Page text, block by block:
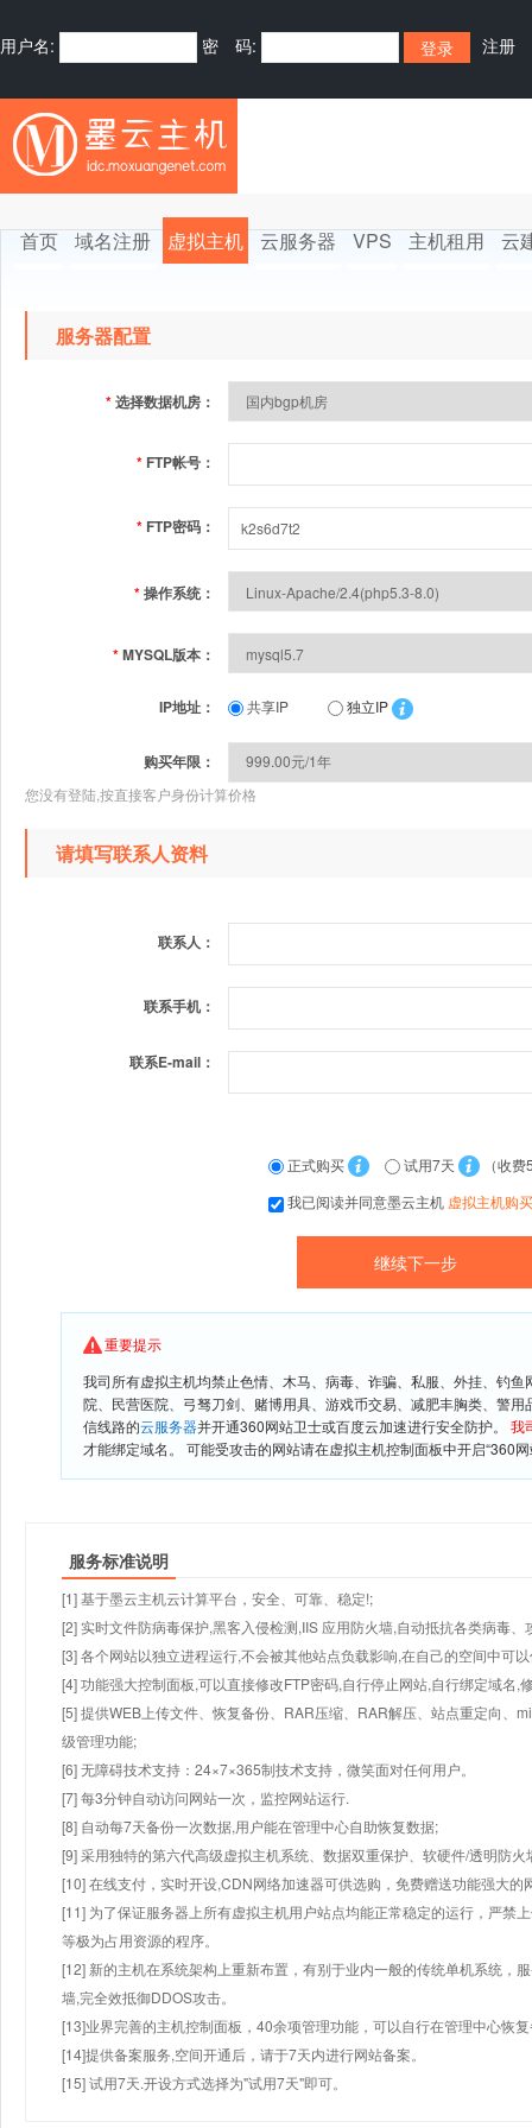
用户名: 密 码: 注册
首页 域名注册 虚拟主机 云服务器 VPS 主机租用 云
服务器配置
*选择数据机房：
* FTP帐号：
* FTP密码：
*操作系统：
*MYSQL版本：
IP地址： 共享IP 独立IP
购买年限：
您没有登陆,按直接客户身份计算价格
请填写联系人资料
联系人：
联系手机：
联系E-mail：
正式购买 试用7天
（收费
我已阅读并同意墨云主机 虚拟主机购
重要提示
我司所有虚拟主机均禁止色情、木马、病毒、诈骗、私服、外挂、钓
院、民营医院、弓驽刀剑、赌博用具、游戏币交易、减肥丰胸类、警
信线路的云服务器并开通360网站卫士或百度云加速进行安全防护。 我
才能绑定域名。 可能受攻击的网站请在虚拟主机控制面板中开启“360
服务标准说明
[1] 基于墨云主机云计算平台，安全、可靠、稳定!;
[2] 实时文件防病毒保护,黑客入侵检测,IIS 应用防火墙,自动抵抗各类病毒、
[3] 各个网站以独立进程运行,不会被其他站点负载影响,在自己的空间中可
[4] 功能强大控制面板,可以直接修改FTP密码,自行停止网站,自行绑定域名,
[5] 提供WEB上传文件、恢复备份、RAR压缩、RAR解压、站点重定向、
级管理功能;
[6] 无障碍技术支持：24×7×365制技术支持，微笑面对任何用户。
[7] 每3分钟自动访问网站一次，监控网站运行.
[8] 自动每7天备份一次数据,用户能在管理中心自助恢复数据;
[9] 采用独特的第六代高级虚拟主机系统、数据双重保护、软硬件/透明防火
[10] 在线支付，实时开设,CDN网络加速器可供选购，免费赠送功能强大
[11] 为了保证服务器上所有虚拟主机用户站点均能正常稳定的运行，严禁
等极为占用资源的程序。
[12] 新的主机在系统架构上重新布置，有别于业内一般的传统单机系统，
墙,完全效抵御DDOS攻击。
[13]业界完善的主机控制面板，40余项管理功能，可以自行在管理中心恢
[14]提供备案服务,空间开通后，请于7天内进行网站备案。
[15] 试用7天.开设方式选择为"试用7天"即可。